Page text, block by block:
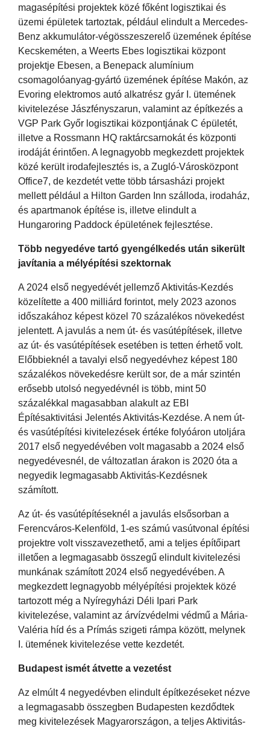
magasépítési projektek közé főként logisztikai és
üzemi épületek tartoztak, például elindult a Mercedes-
Benz akkumulátor-végösszeszerelő üzemének építése
Kecskeméten, a Weerts Ebes logisztikai központ
projektje Ebesen, a Benepack alumínium
csomagolóanyag-gyártó üzemének építése Makón, az
Evoring elektromos autó alkatrész gyár I. ütemének
kivitelezése Jászfényszarun, valamint az építkezés a
VGP Park Győr logisztikai központjának C épületét,
illetve a Rossmann HQ raktárcsarnokát és központi
irodáját érintően. A legnagyobb megkezdett projektek
közé került irodafejlesztés is, a Zugló-Városközpont
Office7, de kezdetét vette több társasházi projekt
mellett például a Hilton Garden Inn szálloda, irodaház,
és apartmanok építése is, illetve elindult a
Hungaroring Paddock épületének fejlesztése.
Több negyedéve tartó gyengélkedés után sikerült
javítania a mélyépítési szektornak
A 2024 első negyedévét jellemző Aktivitás-Kezdés
közelítette a 400 milliárd forintot, mely 2023 azonos
időszakához képest közel 70 százalékos növekedést
jelentett. A javulás a nem út- és vasútépítések, illetve
az út- és vasútépítések esetében is tetten érhető volt.
Előbbieknél a tavalyi első negyedévhez képest 180
százalékos növekedésre került sor, de a már szintén
erősebb utolsó negyedévnél is több, mint 50
százalékkal magasabban alakult az EBI
Építésaktivitási Jelentés Aktivitás-Kezdése. A nem út-
és vasútépítési kivitelezések értéke folyóáron utoljára
2017 első negyedévében volt magasabb a 2024 első
negyedévesnél, de változatlan árakon is 2020 óta a
negyedik legmagasabb Aktivitás-Kezdésnek
számított.
Az út- és vasútépítéseknél a javulás elsősorban a
Ferencváros-Kelenföld, 1-es számú vasútvonal építési
projektre volt visszavezethető, ami a teljes építőipart
illetően a legmagasabb összegű elindult kivitelezési
munkának számított 2024 első negyedévében. A
megkezdett legnagyobb mélyépítési projektek közé
tartozott még a Nyíregyházi Déli Ipari Park
kivitelezése, valamint az árvízvédelmi védmű a Mária-
Valéria híd és a Prímás szigeti rámpa között, melynek
I. ütemének kivitelezése vette kezdetét.
Budapest ismét átvette a vezetést
Az elmúlt 4 negyedévben elindult építkezéseket nézve
a legmagasabb összegben Budapesten kezdődtek
meg kivitelezések Magyarországon, a teljes Aktivitás-